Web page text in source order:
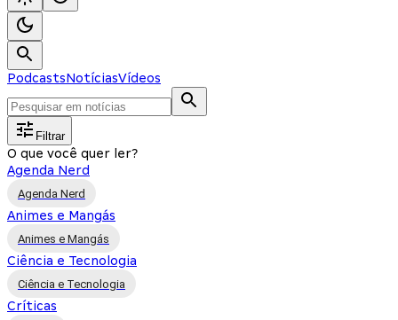
PodcastsNotíciasVídeos
Filtrar
O que você quer ler?
Agenda Nerd
Agenda Nerd
Animes e Mangás
Animes e Mangás
Ciência e Tecnologia
Ciência e Tecnologia
Críticas